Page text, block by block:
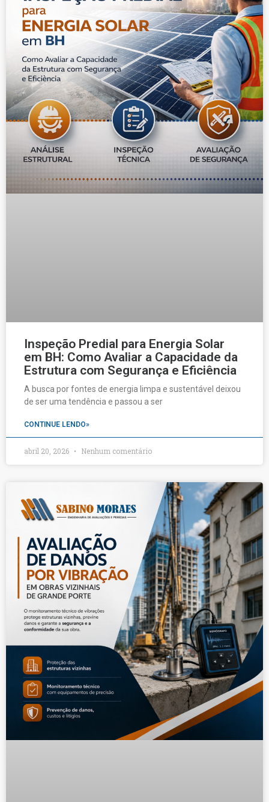
Inspeção Predial para Energia Solar
em BH: Como Avaliar a Capacidade da
Estrutura com Segurança e Eficiência
A busca por fontes de energia limpa e sustentável deixou
de ser uma tendência e passou a ser
CONTINUE LENDO»
abril 20, 2026 Nenhum comentário